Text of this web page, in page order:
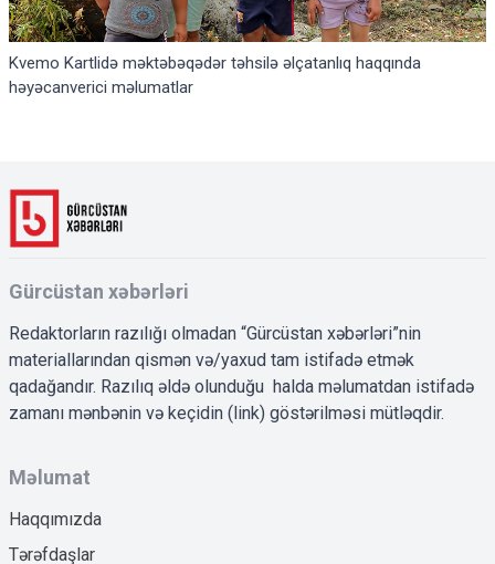
Kvemo Kartlidə məktəbəqədər təhsilə əlçatanlıq haqqında
həyəcanverici məlumatlar
Gürcüstan xəbərləri
Redaktorların razılığı olmadan “Gürcüstan xəbərləri”nin
materiallarından qismən və/yaxud tam istifadə etmək
qadağandır. Razılıq əldə olunduğu halda məlumatdan istifadə
zamanı mənbənin və keçidin (link) göstərilməsi mütləqdir.
Məlumat
Haqqımızda
Tərəfdaşlar